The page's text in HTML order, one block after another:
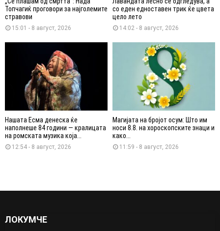
Топчагиќ проговори за најголемите
стравови
15:01 - 8 август, 2026
со еден едноставен трик ќе цвета
цело лето
14:02 - 8 август, 2026
Нашата Есма денеска ќе
наполнеше 84 години — кралицата
на ромската музика која...
12:54 - 8 август, 2026
Магијата на бројот осум: Што им
носи 8.8. на хороскопските знаци и
како...
11:59 - 8 август, 2026
ЛОКУМЧЕ